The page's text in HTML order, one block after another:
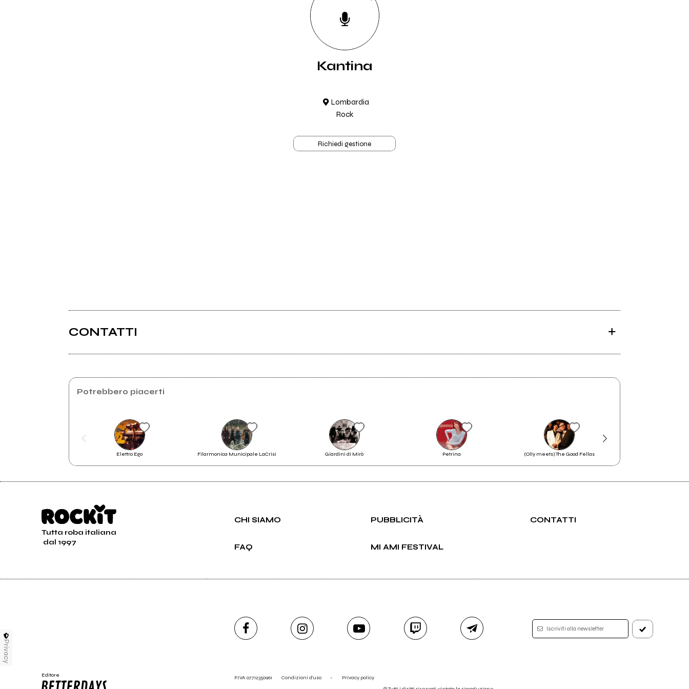
Kantina
Lombardia
Rock
Richiedi gestione
CONTATTI
Richiedi la gestione
Potrebbero piacerti
Elettro Ego Filarmonica Municipale LaCrisi Giardini di Mirò Petrina (Olly meets) The Good Fellas
Tutta roba italiana
dal 1997
CHI SIAMO PUBBLICITÀ CONTATTI
FAQ MI AMI FESTIVAL
Iscriviti alla newsletter
Editore P.IVA 07712350961 Condizioni d'uso -
Privacy policy
Privacy